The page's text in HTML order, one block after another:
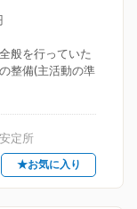
般を行っていた
整備(主活動の準
定所
★お気に入り